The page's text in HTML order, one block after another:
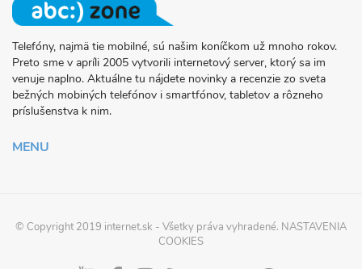
O
PROJEKTE
FONY.SK
Telefóny, najmä tie mobilné, sú našim koníčkom už mnoho rokov.
Preto sme v apríli 2005 vytvorili internetový server, ktorý sa im
venuje naplno. Aktuálne tu nájdete novinky a recenzie zo sveta
bežných mobiných telefónov i smartfónov, tabletov a rôzneho
príslušenstva k nim.
MENU
© Copyright 2019 internet.sk - Všetky práva vyhradené. NASTAVENIA
COOKIES